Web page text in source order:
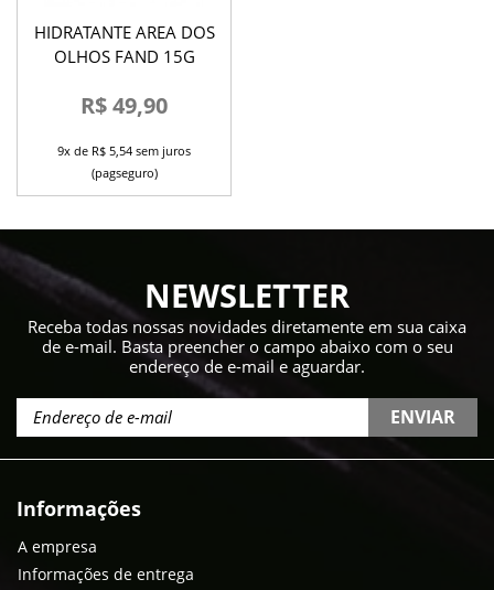
HIDRATANTE AREA DOS
OLHOS FAND 15G
R$ 49,90
9x de R$ 5,54 sem juros
(pagseguro)
NEWSLETTER
Receba todas nossas novidades diretamente em sua caixa
de e-mail. Basta preencher o campo abaixo com o seu
endereço de e-mail e aguardar.
ENVIAR
Informações
A empresa
Informações de entrega